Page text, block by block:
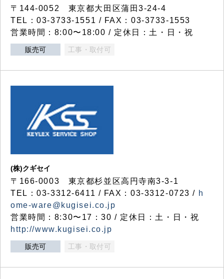
〒144-0052 東京都大田区蒲田3-24-4
TEL：03-3733-1551 / FAX：03-3733-1553
営業時間：8:00〜18:00 / 定休日：土・日・祝
販売可 工事・取付可
(株)クギセイ
〒166-0003 東京都杉並区高円寺南3-3-1
TEL：03-3312-6411 / FAX：03-3312-0723 / h
ome-ware@kugisei.co.jp
営業時間：8:30〜17：30 / 定休日：土・日・祝
http://www.kugisei.co.jp
販売可 工事・取付可